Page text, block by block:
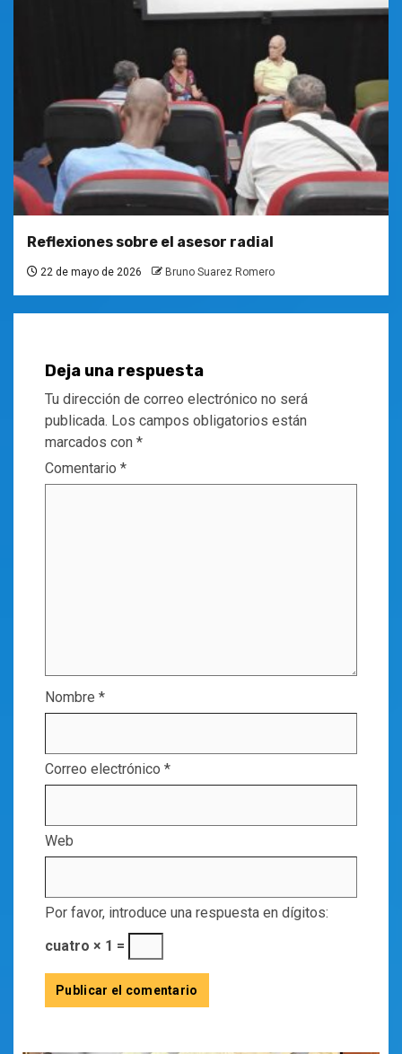
Reflexiones sobre el asesor radial
22 de mayo de 2026 Bruno Suarez Romero
Deja una respuesta
Tu dirección de correo electrónico no será
publicada. Los campos obligatorios están
marcados con *
Comentario *
Nombre *
Correo electrónico *
Web
Por favor, introduce una respuesta en dígitos:
cuatro × 1 =